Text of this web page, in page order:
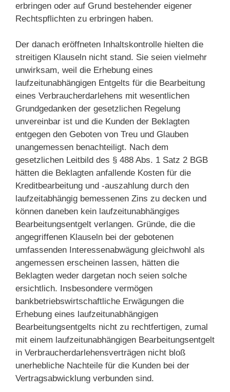
erbringen oder auf Grund bestehender eigener
Rechtspflichten zu erbringen haben.
Der danach eröffneten Inhaltskontrolle hielten die
streitigen Klauseln nicht stand. Sie seien vielmehr
unwirksam, weil die Erhebung eines
laufzeitunabhängigen Entgelts für die Bearbeitung
eines Verbraucherdarlehens mit wesentlichen
Grundgedanken der gesetzlichen Regelung
unvereinbar ist und die Kunden der Beklagten
entgegen den Geboten von Treu und Glauben
unangemessen benachteiligt. Nach dem
gesetzlichen Leitbild des § 488 Abs. 1 Satz 2 BGB
hätten die Beklagten anfallende Kosten für die
Kreditbearbeitung und -auszahlung durch den
laufzeitabhängig bemessenen Zins zu decken und
können daneben kein laufzeitunabhängiges
Bearbeitungsentgelt verlangen. Gründe, die die
angegriffenen Klauseln bei der gebotenen
umfassenden Interessenabwägung gleichwohl als
angemessen erscheinen lassen, hätten die
Beklagten weder dargetan noch seien solche
ersichtlich. Insbesondere vermögen
bankbetriebswirtschaftliche Erwägungen die
Erhebung eines laufzeitunabhängigen
Bearbeitungsentgelts nicht zu rechtfertigen, zumal
mit einem laufzeitunabhängigen Bearbeitungsentgelt
in Verbraucherdarlehensverträgen nicht bloß
unerhebliche Nachteile für die Kunden bei der
Vertragsabwicklung verbunden sind.